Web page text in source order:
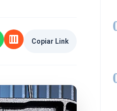
Copiar Link